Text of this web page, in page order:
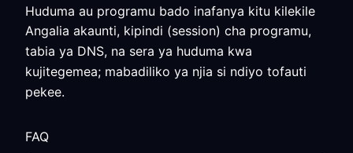
Huduma au programu bado inafanya kitu kilekile
Angalia akaunti, kipindi (session) cha programu,
tabia ya DNS, na sera ya huduma kwa
kujitegemea; mabadiliko ya njia si ndiyo tofauti
pekee.
FAQ